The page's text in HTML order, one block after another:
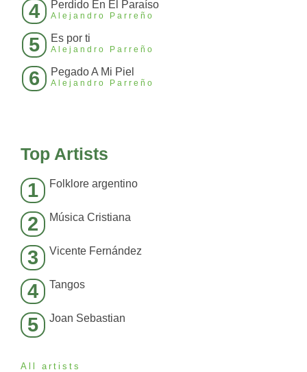
4 Perdido En El Paraíso
Alejandro Parreño
5 Es por ti
Alejandro Parreño
6 Pegado A Mi Piel
Alejandro Parreño
Top Artists
1 Folklore argentino
2 Música Cristiana
3 Vicente Fernández
4 Tangos
5 Joan Sebastian
All artists